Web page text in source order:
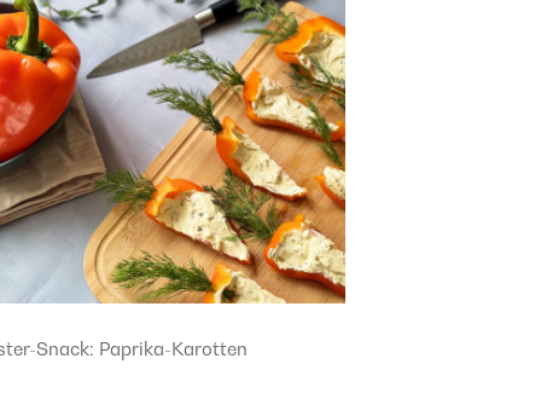
Snack: Paprika-Karotten